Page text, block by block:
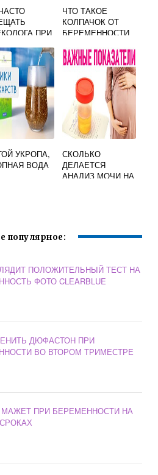
ПРИ
ЧТО ТАКОЕ
КОЛПАЧОК ОТ
БЕРЕМЕННОСТИ
УКРОПА,
ВОДА
СКОЛЬКО
ДЕЛАЕТСЯ
АНАЛИЗ МОЧИ НА
популярное:
ПОЛОЖИТЕЛЬНЫЙ ТЕСТ НА
ФОТО CLEARBLUE
ДЮФАСТОН ПРИ
ВО ВТОРОМ ТРИМЕСТРЕ
ПРИ БЕРЕМЕННОСТИ НА